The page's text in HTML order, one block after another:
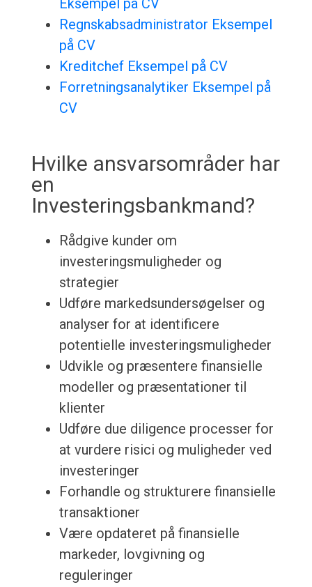
Eksempel på CV
Regnskabsadministrator Eksempel
på CV
Kreditchef Eksempel på CV
Forretningsanalytiker Eksempel på
CV
Hvilke ansvarsområder har
en
Investeringsbankmand?
Rådgive kunder om
investeringsmuligheder og
strategier
Udføre markedsundersøgelser og
analyser for at identificere
potentielle investeringsmuligheder
Udvikle og præsentere finansielle
modeller og præsentationer til
klienter
Udføre due diligence processer for
at vurdere risici og muligheder ved
investeringer
Forhandle og strukturere finansielle
transaktioner
Være opdateret på finansielle
markeder, lovgivning og
reguleringer